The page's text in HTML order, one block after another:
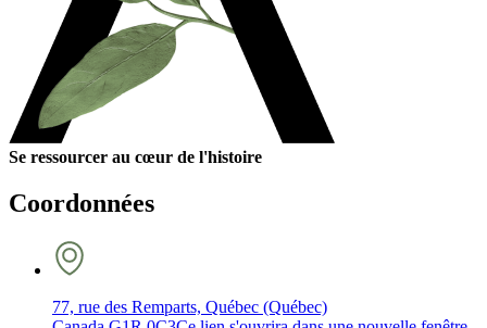
Se ressourcer au cœur de l'histoire
Coordonnées
77, rue des Remparts, Québec (Québec)